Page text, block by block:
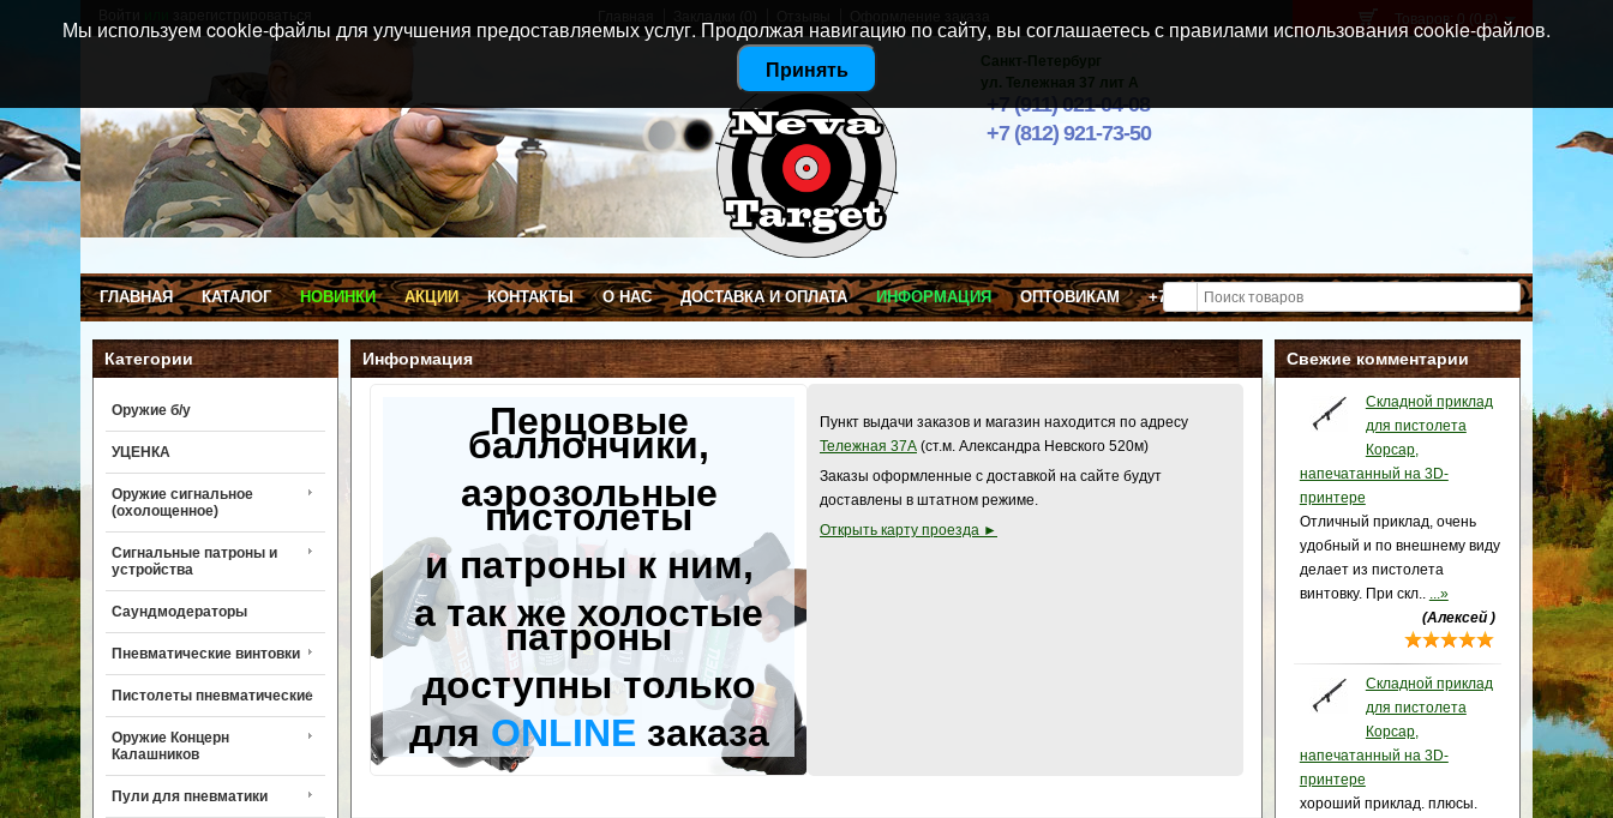
Санкт-Петербург
ул. Тележная 37 лит А
+7 (911) 021-04-08
+7 (812) 921-73-50
Товаров: 0 (0 p )
ГЛАВНАЯ КАТАЛОГ НОВИНКИ АКЦИИ КОНТАКТЫ О НАС ДОСТАВКА И ОПЛАТА ИНФОРМАЦИЯ ОПТОВИКАМ +7 (911) 021-04-08
Категории
Оружие б/у
УЦЕНКА
Оружие сигнальное
(охолощенное)
Сигнальные патроны и
устройства
Саундмодераторы
Пневматические винтовки
Пистолеты пневматические
Оружие Концерн
Калашников
Пули для пневматики
Свежие комментарии
Складной приклад
для пистолета
Корсар,
напечатанный на 3D-
принтере
Отличный приклад, очень
удобный и по внешнему виду
делает из пистолета
винтовку. При скл.. ...»
(Алексей )
Складной приклад
для пистолета
Корсар,
напечатанный на 3D-
принтере
хороший приклад. плюсы.
Информация
Перцовые
баллончики,
аэрозольные
пистолеты
и патроны к ним,
а так же холостые
патроны
доступны только
дляONLINE заказа
Пункт выдачи заказов и магазин находится по адресу
Тележная 37А (ст.м. Александра Невского 520м)
Заказы оформленные с доставкой на сайте будут
доставлены в штатном режиме.
Открыть карту проезда ►
Мы используем cookie-файлы для улучшения предоставляемых услуг. Продолжая навигацию по сайту, вы соглашаетесь с правилами использования cookie-файлов.
Принять